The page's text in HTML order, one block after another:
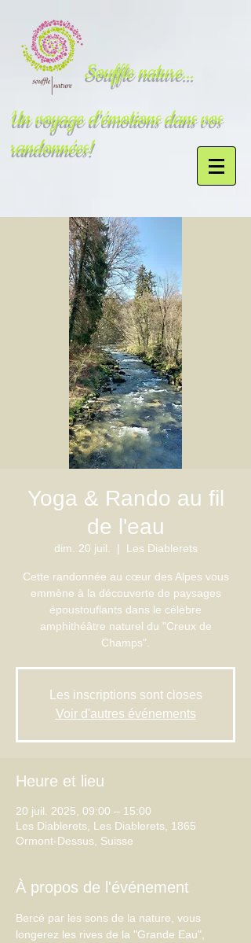
Souffle nature...
Un voyage d'émotions dans vos
randonnées!
Yoga & Rando au fil
de l'eau
dim. 20 juil.
  |
Les Diablerets
Cette randonnée au cœur des Alpes vous
emmène à la découverte de paysages
époustouflants dans le célèbre
amphithéâtre naturel du "Creux de
Champs".
Les inscriptions sont closes
Voir d'autres événements
Heure et lieu
20 juil. 2025, 09:00 – 15:00
Les Diablerets, Les Diablerets, 1865
Ormont-Dessus, Suisse
À propos de l'événement
Bercé par les sons de la nature, vous
longerez les rives de la "Grande Eau",